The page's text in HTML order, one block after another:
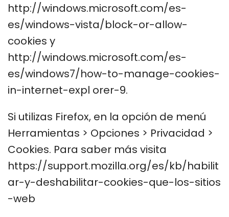
http://windows.microsoft.com/es-
es/windows-vista/block-or-allow-
cookies y
http://windows.microsoft.com/es-
es/windows7/how-to-manage-cookies-
in-internet-expl orer-9.
Si utilizas Firefox, en la opción de menú
Herramientas > Opciones > Privacidad >
Cookies. Para saber más visita
https://support.mozilla.org/es/kb/habilit
ar-y-deshabilitar-cookies-que-los-sitios
-web